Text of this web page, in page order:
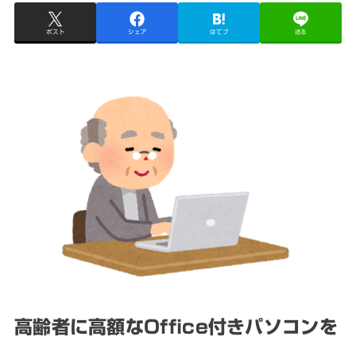
ポスト シェア はてブ 送る
高齢者に高額なOffice付きパソコンを